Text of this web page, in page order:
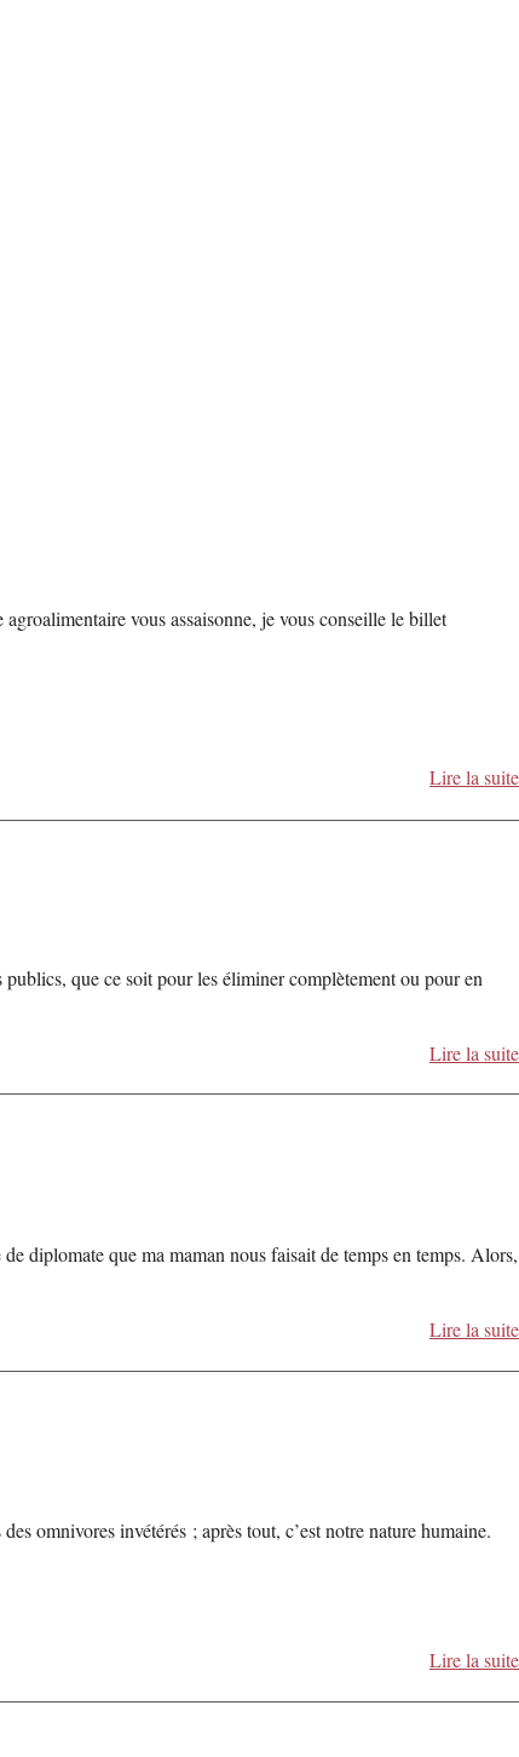
vous assaisonne, je vous conseille le billet
Lire la suite
que ce soit pour les éliminer complètement ou pour en
Lire la suite
diplomate que ma maman nous faisait de temps en temps. Alors,
Lire la suite
omnivores invétérés ; après tout, c’est notre nature humaine.
Lire la suite